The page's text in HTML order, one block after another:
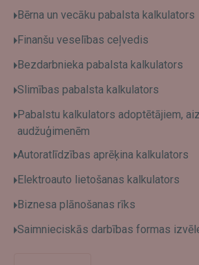
Bērna un vecāku pabalsta kalkulators
Finanšu veselības ceļvedis
Bezdarbnieka pabalsta kalkulators
Slimības pabalsta kalkulators
Pabalstu kalkulators adoptētājiem,
audžuģimenēm
Autoratlīdzības aprēķina kalkulators
Elektroauto lietošanas kalkulators
Biznesa plānošanas rīks
Saimnieciskās darbības formas